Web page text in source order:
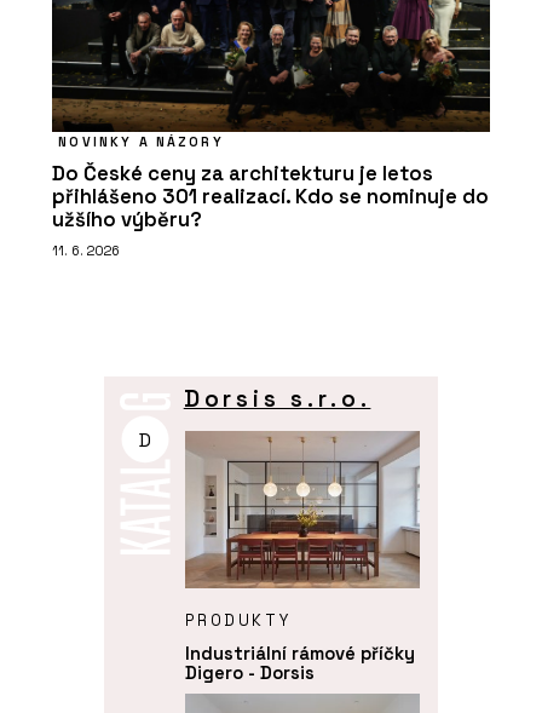
NOVINKY A NÁZORY
Do České ceny za architekturu je letos
přihlášeno 301 realizací. Kdo se nominuje do
užšího výběru?
11. 6. 2026
D
Dorsis s.r.o.
PRODUKTY
Industriální rámové příčky
Digero - Dorsis